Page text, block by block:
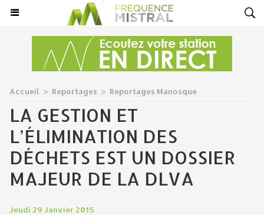
Accueil > Reportages > Reportages Manosque
LA GESTION ET
L’ÉLIMINATION DES
DÉCHETS EST UN DOSSIER
MAJEUR DE LA DLVA
Jeudi 29 Janvier 2015